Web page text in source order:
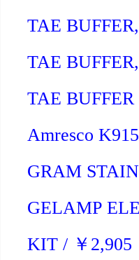
TAE
TAE
TAE
Amresco
GRAM
GELAMP
KIT / ￥ 2,905